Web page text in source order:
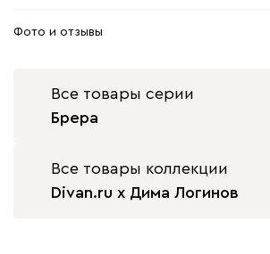
Фото и отзывы
Все товары серии
Брера
Все товары коллекции
Divan.ru x Дима Логинов